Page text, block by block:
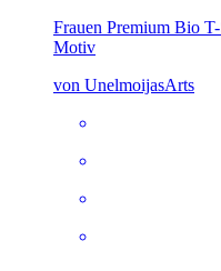
Frauen Premium Bio
Motiv
von UnelmoijasArts